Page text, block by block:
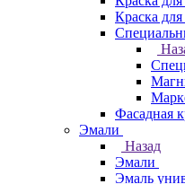
Краска для
Фасадная
Эмали
Назад
Эмали
Эмаль